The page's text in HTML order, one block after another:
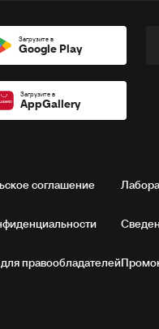
Загрузите в
Google Play
Загрузите в
AppGallery
соглашение
правообладателей